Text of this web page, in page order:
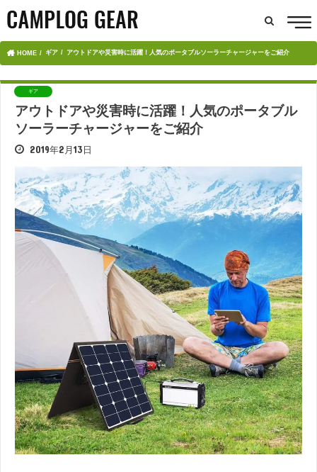
HOME ギア アウトドアや災害時に活躍！人気のポータブルソーラーチャージャーをご紹介
ギア
アウトドアや災害時に活躍！人気のポータブル
ソーラーチャージャーをご紹介
2019年2月13日